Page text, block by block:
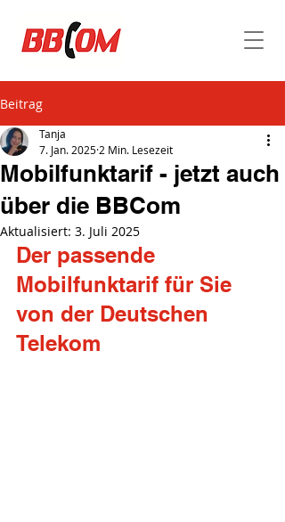
Beitrag
Mobilfunktarif - jetzt auch
über die BBCom
Tanja
7. Jan. 2025 2 Min. Lesezeit
Aktualisiert: 3. Juli 2025
Der passende
Mobilfunktarif für Sie
von der Deutschen
Telekom